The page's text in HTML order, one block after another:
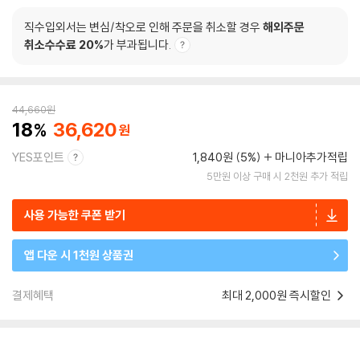
직수입외서는 변심/착오로 인해 주문을 취소할 경우 해외주문
취소수수료 20%가 부과됩니다.
44,660원
18 36,620
YES포인트 1,840원 (5%) 마니아추가적립
5만원 이상 구매 시 2천원 추가 적립
사용 가능한 쿠폰 받기
앱 다운 시 1천원 상품권
결제혜택 최대 2,000원 즉시할인